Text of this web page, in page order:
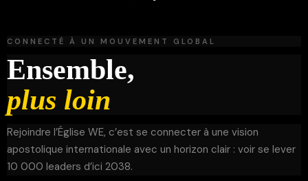
CONNECTÉ À UN MOUVEMENT GLOBAL
Ensemble,
plus loin
Rejoindre l’Église WE, c’est se connecter à une vision
apostolique internationale avec un horizon clair : voir se lever
10 000 leaders d’ici 2038.